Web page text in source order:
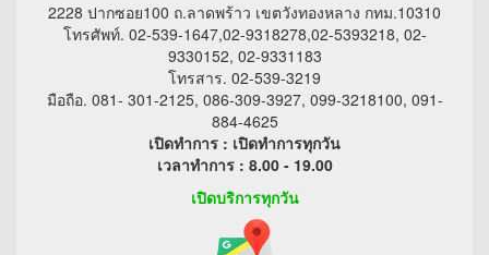
2228 ปากซอย100 ถ.ลาดพร้าว เขตวังทองหลาง กทม.10310
โทรศัพท์. 02-539-1647,02-9318278,02-5393218, 02-
9330152, 02-9331183
โทรสาร. 02-539-3219
มือถือ. 081- 301-2125, 086-309-3927, 099-3218100, 091-
884-4625
เปิดทำการ : เปิดทำการทุกวัน
เวลาทำการ : 8.00 - 19.00
เปิดบริการทุกวัน